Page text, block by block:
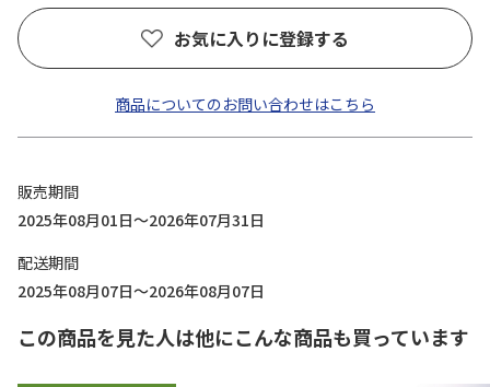
お気に入りに登録する
商品についてのお問い合わせはこちら
販売期間
2025年08月01日～2026年07月31日
配送期間
2025年08月07日～2026年08月07日
この商品を見た人は他にこんな商品も買っています